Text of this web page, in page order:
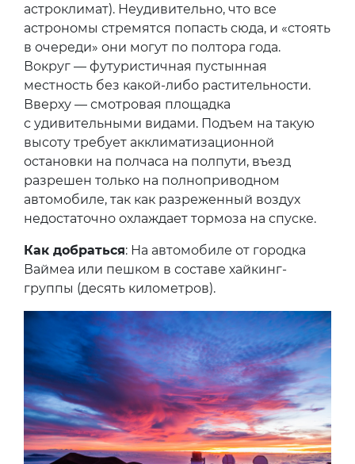
астроклимат). Неудивительно, что все
астрономы стремятся попасть сюда, и «стоять
в очереди» они могут по полтора года.
Вокруг — футуристичная пустынная
местность без какой-либо растительности.
Вверху — смотровая площадка
с удивительными видами. Подъем на такую
высоту требует акклиматизационной
остановки на полчаса на полпути, въезд
разрешен только на полноприводном
автомобиле, так как разреженный воздух
недостаточно охлаждает тормоза на спуске.
Как добраться: На автомобиле от городка
Ваймеа или пешком в составе хайкинг-
группы (десять километров).